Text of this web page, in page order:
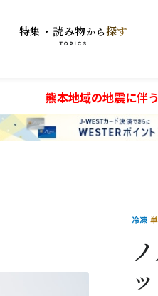
特集・読み物から 探す
TOPICS
熊本地域の地震に伴